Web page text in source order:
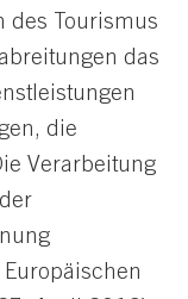
des Tourismus
das
die
Verarbeitung